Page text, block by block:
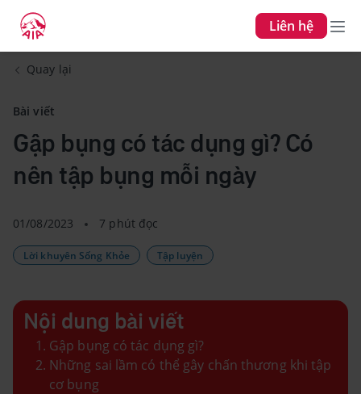
Liên hệ
Quay lại
Bài viết
Gập bụng có tác dụng gì? Có
nên tập bụng mỗi ngày
01/08/2023 7 phút đọc
Lời khuyên Sống Khỏe Tập luyện
Nội dung bài viết
Gập bụng có tác dụng gì?
Những sai lầm có thể gây chấn thương khi tập
cơ bụng